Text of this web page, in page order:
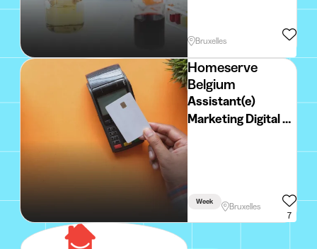
Bruxelles
Homeserve
Belgium
Assistant(e)
Marketing Digital &
Week
Bruxelles
7